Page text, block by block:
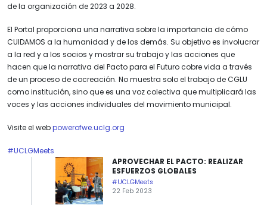
de la organización de 2023 a 2028.
El Portal proporciona una narrativa sobre la importancia de cómo
CUIDAMOS a la humanidad y de los demás. Su objetivo es involucrar
a la red y a los socios y mostrar su trabajo y las acciones que
hacen que la narrativa del Pacto para el Futuro cobre vida a través
de un proceso de cocreación. No muestra solo el trabajo de CGLU
como institución, sino que es una voz colectiva que multiplicará las
voces y las acciones individuales del movimiento municipal.
Visite el webpowerofwe.uclg.org
#UCLGMeets
APROVECHAR EL PACTO: REALIZAR
ESFUERZOS GLOBALES
#UCLGMeets
22 Feb 2023